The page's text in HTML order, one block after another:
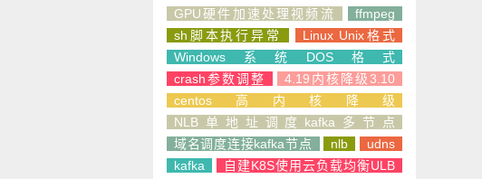
GPU硬件加速处理视频流
ffmpeg
sh脚本执行异常
Linux Unix格式
Windows系统DOS格式
crash参数调整
4.19内核降级3.10
centos高内核降级
NLB单地址调度kafka多节点
域名调度连接kafka节点
nlb
udns
kafka
自建K8S使用云负载均衡ULB